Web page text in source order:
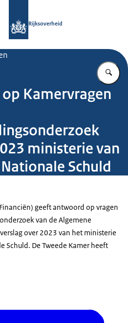
Rijksoverheid
Kamervragen
ministerie van
Schuld
geeft antwoord op vragen
van de Algemene
over 2023 van het ministerie
Schuld. De Tweede Kamer heeft